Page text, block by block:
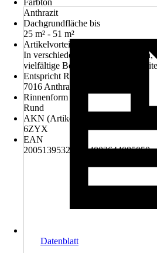
Farbton
Anthrazit
Dachgrundfläche bis
25 m² - 51 m²
Artikelvorteil
In verschiedenen Farben erhältlich,
vielfältige
Entspricht RAL-Farbton
7016 Anthrazitgrau
Rinnenform
Rund
AKN (Artikelkurznummer)
6ZYX
EAN
2005139532000, 4002644085050
Datenblatt